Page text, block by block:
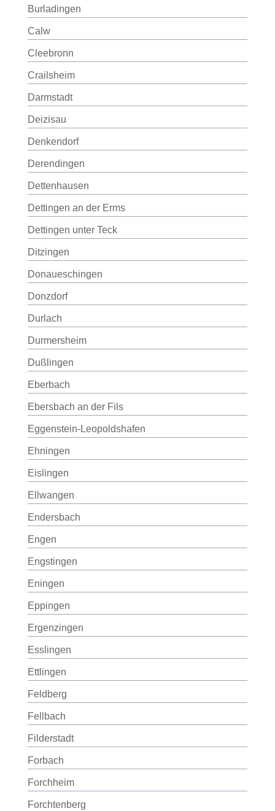
Burladingen
Calw
Cleebronn
Crailsheim
Darmstadt
Deizisau
Denkendorf
Derendingen
Dettenhausen
Dettingen an der Erms
Dettingen unter Teck
Ditzingen
Donaueschingen
Donzdorf
Durlach
Durmersheim
Dußlingen
Eberbach
Ebersbach an der Fils
Eggenstein-Leopoldshafen
Ehningen
Eislingen
Ellwangen
Endersbach
Engen
Engstingen
Eningen
Eppingen
Ergenzingen
Esslingen
Ettlingen
Feldberg
Fellbach
Filderstadt
Forbach
Forchheim
Forchtenberg